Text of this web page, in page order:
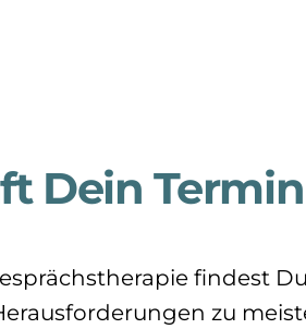
Dein
findest
zu